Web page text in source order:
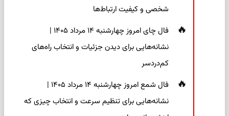
شخصی و کیفیت ارتباط‌ها
فال چای امروز چهارشنبه ۱۴ مرداد ۱۴۰۵ |
نشانه‌هایی برای دیدن جزئیات و انتخاب راه‌های
کم‌دردسر
فال شمع امروز چهارشنبه ۱۴ مرداد ۱۴۰۵ |
نشانه‌هایی برای تنظیم سرعت و انتخاب چیزی که